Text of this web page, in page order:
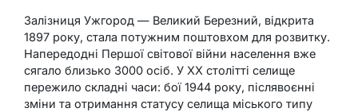
Залізниця Ужгород — Великий Березний, відкрита
1897 року, стала потужним поштовхом для розвитку.
Напередодні Першої світової війни населення вже
сягало близько 3000 осіб. У XX столітті селище
пережило складні часи: бої 1944 року, післявоєнні
зміни та отримання статусу селища міського типу